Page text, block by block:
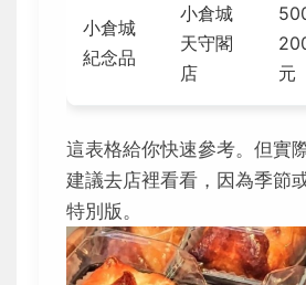
小倉城
紀念品
小倉城
天守閣
店
元
這表格給你快速參考。但實
建議去店裡看看，因為季節
特別版。